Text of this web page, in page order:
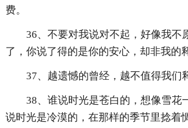
费。
36、不要对我说对不起，好像我不
了，你说了得的是你的安心，却非我的
37、越遗憾的曾经，越不值得我们
38、谁说时光是苍白的，想像雪花
说时光是冷漠的，在那样的季节里捻着